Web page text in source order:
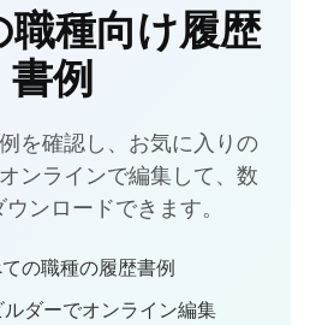
種向け履歴
書例
を確認し、お気に入りの
ンラインで編集して、数
ンロードできます。
の職種の履歴書例
ダーでオンライン編集